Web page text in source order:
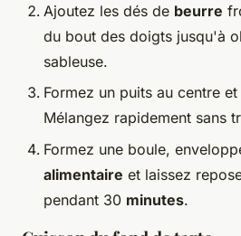
Ajoutez les dés de beurre
du bout des doigts jusqu'à
sableuse.
Formez un puits au centre
Mélangez rapidement sans
Formez une boule,
alimentaire et laissez
pendant 30 minutes.